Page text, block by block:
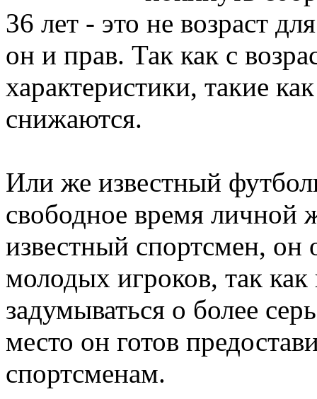
36 лет - это не возраст
он и прав. Так как с
характеристики, такие
снижаются.
Или же известный
свободное время личной
известный спортсмен, он
молодых игроков, так
задумываться о более
место он готов
спортсменам.